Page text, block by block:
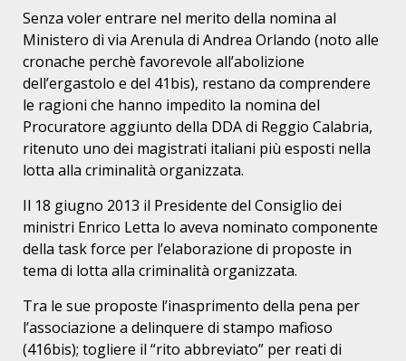
Senza voler entrare nel merito della nomina al
Ministero di via Arenula di Andrea Orlando (noto alle
cronache perchè favorevole all’abolizione
dell’ergastolo e del 41bis), restano da comprendere
le ragioni che hanno impedito la nomina del
Procuratore aggiunto della DDA di Reggio Calabria,
ritenuto uno dei magistrati italiani più esposti nella
lotta alla criminalità organizzata.
Il 18 giugno 2013 il Presidente del Consiglio dei
ministri Enrico Letta lo aveva nominato componente
della task force per l’elaborazione di proposte in
tema di lotta alla criminalità organizzata.
Tra le sue proposte l’inasprimento della pena per
l’associazione a delinquere di stampo mafioso
(416bis); togliere il “rito abbreviato” per reati di